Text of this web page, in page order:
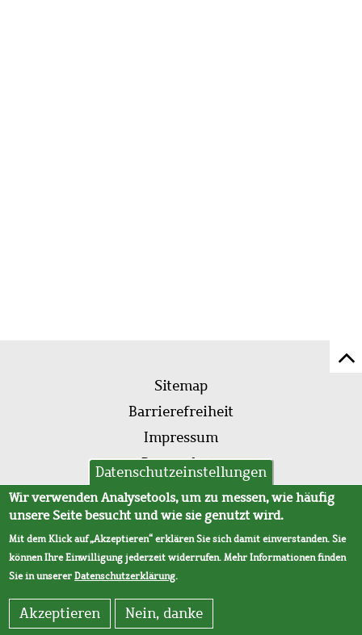
Fußleistenmenü
Sitemap
Barrierefreiheit
Impressum
Datenschutz
AVB
Datenschutzeinstellungen
Wir verwenden Analysetools, um zu messen, wie häufig
unsere Seite besucht und wie sie genutzt wird.
Mit dem Klick auf „Akzeptieren“ erklären Sie sich damit einverstanden. Sie
können Ihre Einwilligung jederzeit widerrufen. Mehr Informationen finden
Sie in unsererDatenschutzerklärung.
Akzeptieren Nein, danke